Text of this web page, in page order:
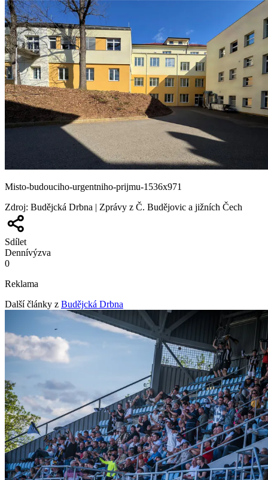
Misto-budouciho-urgentniho-prijmu-1536x971
Zdroj: Budějcká Drbna | Zprávy z Č. Budějovic a jižních Čech
Sdílet
Dennívýzva
0
Reklama
Další články z Budějcká Drbna